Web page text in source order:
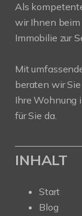
Als
wir Ihnen beim
Immobilie zur
Mit
beraten wir
Ihre Wohnung
für Sie da.
INHALT
Start
Blog